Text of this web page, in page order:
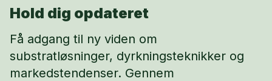
Hold dig opdateret
Få adgang til ny viden om
substratløsninger, dyrkningsteknikker og
markedstendenser. Gennem